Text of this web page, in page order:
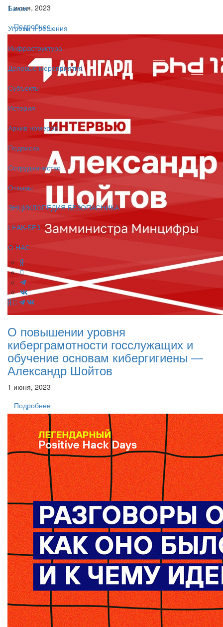
Банки
Угрозы и решения
Инфраструктура
Деловые мероприятия
Субъекты
История
Архив номеров
Подписка
Сотрудничество
Отзывы
ЭНЦИКЛОПЕДИЯ БЕЗОПАСНИКА
LEAK-БЕЗ
О НАС
1 июня, 2023
Подробнее
О повышении уровня
киберграмотности госслужащих и
обучение основам кибергигиены —
Александр Шойтов
1 июня, 2023
Подробнее